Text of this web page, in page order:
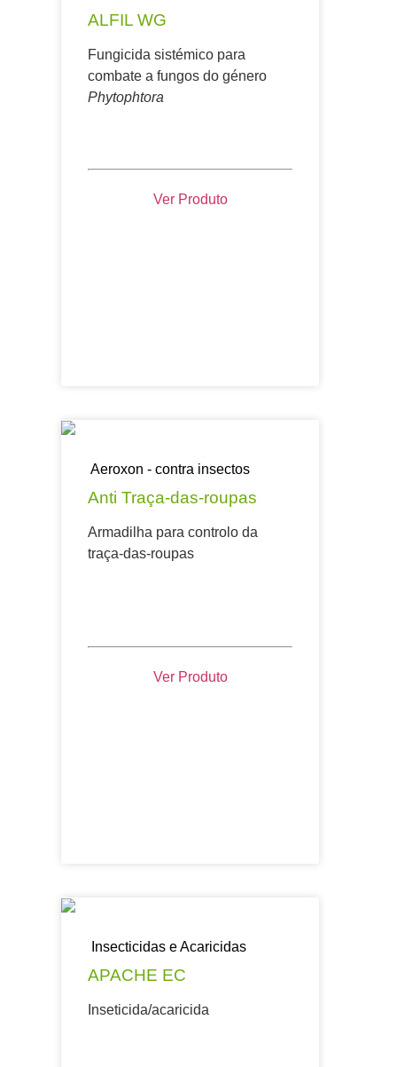
ALFIL WG
Fungicida sistémico para
combate a fungos do género
Phytophtora
Ver Produto
Aeroxon - contra insectos
Anti Traça-das-roupas
Armadilha para controlo da
traça-das-roupas
Ver Produto
Insecticidas e Acaricidas
APACHE EC
Inseticida/acaricida